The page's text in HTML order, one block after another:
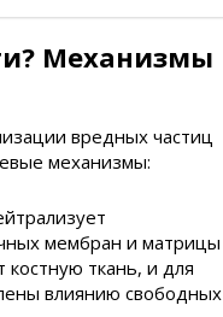
Механизмы
вредных частиц
механизмы:
мембран и матрицы
костную ткань, и для
влиянию свободных